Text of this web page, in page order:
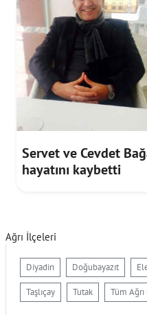
Servet ve Cevdet
hayatını kaybetti
Ağrı İlçeleri
Diyadin Doğubayazıt
Taşlıçay Tutak Tüm